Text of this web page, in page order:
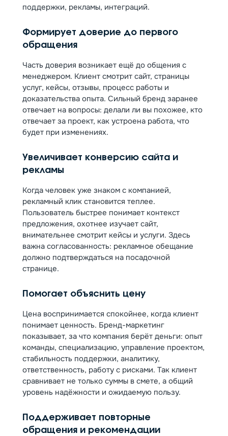
поддержки, рекламы, интеграций.
Формирует доверие до первого
обращения
Часть доверия возникает ещё до общения с
менеджером. Клиент смотрит сайт, страницы
услуг, кейсы, отзывы, процесс работы и
доказательства опыта. Сильный бренд заранее
отвечает на вопросы: делали ли вы похожее, кто
отвечает за проект, как устроена работа, что
будет при изменениях.
Увеличивает конверсию сайта и
рекламы
Когда человек уже знаком с компанией,
рекламный клик становится теплее.
Пользователь быстрее понимает контекст
предложения, охотнее изучает сайт,
внимательнее смотрит кейсы и услуги. Здесь
важна согласованность: рекламное обещание
должно подтверждаться на посадочной
странице.
Помогает объяснить цену
Цена воспринимается спокойнее, когда клиент
понимает ценность. Бренд-маркетинг
показывает, за что компания берёт деньги: опыт
команды, специализацию, управление проектом,
стабильность поддержки, аналитику,
ответственность, работу с рисками. Так клиент
сравнивает не только суммы в смете, а общий
уровень надёжности и ожидаемую пользу.
Поддерживает повторные
обращения и рекомендации